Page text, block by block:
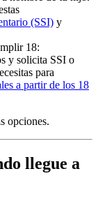
(SSI) y
18:
y solicita SSI o
para
a partir de los 18
opciones.
llegue a